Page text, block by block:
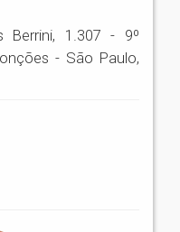
Berrini, 1.307 - 9º
- São Paulo,